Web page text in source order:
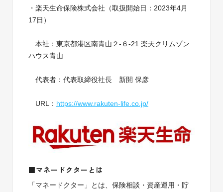
・楽天生命保険株式会社（取扱開始日：2023年4月
17日）
本社：東京都港区南青山２-６-21 楽天クリムゾン
ハウス青山
代表者：代表取締役社長 新開 保彦
URL： https://www.rakuten-life.co.jp/
■マネードクターとは
「マネードクター」とは、保険相談・資産運用・貯